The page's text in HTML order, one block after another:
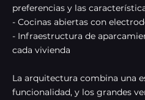
preferencias y las
- Cocinas abiertas con
- Infraestructura de
cada vivienda
La arquitectura combina una
funcionalidad, y los grandes